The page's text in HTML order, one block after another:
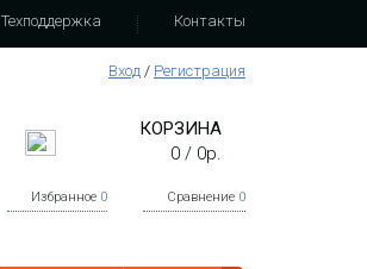
Техподдержка Контакты
Вход / Регистрация
КОРЗИНА
0/ 0р.
Избранное 0 Сравнение 0